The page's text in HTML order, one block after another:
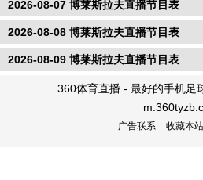
2026-08-07 博莱斯拉夫直播节目表
2026-08-08 博莱斯拉夫直播节目表
2026-08-09 博莱斯拉夫直播节目表
360体育直播 - 最好的手机足
广告联系 收藏本站